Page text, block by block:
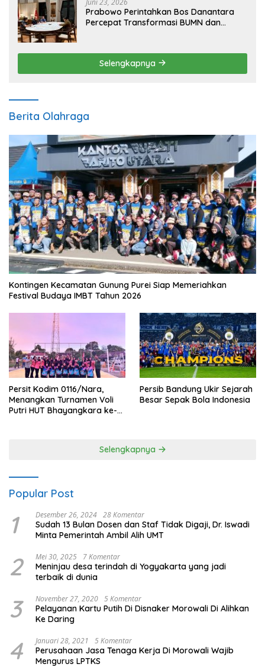
Prabowo Perintahkan Bos Danantara
Percepat Transformasi BUMN dan
Selengkapnya
Berita Olahraga
Kontingen Kecamatan Gunung Purei Siap Memeriahkan
Festival Budaya IMBT Tahun 2026
Persit Kodim 0116/Nara,
Menangkan Turnamen Voli
Putri HUT Bhayangkara ke-
Persib Bandung Ukir Sejarah
Besar Sepak Bola Indonesia
Selengkapnya
Popular Post
1 Desember 26, 2024 28 Komentar
Sudah 13 Bulan Dosen dan Staf Tidak Digaji, Dr. Iswadi
Minta Pemerintah Ambil Alih UMT
2 Mei 30, 2025 7 Komentar
Meninjau desa terindah di Yogyakarta yang jadi
terbaik di dunia
3 November 27, 2020 5 Komentar
Pelayanan Kartu Putih Di Disnaker Morowali Di Alihkan
Ke Daring
4 Januari 28, 2021 5 Komentar
Perusahaan Jasa Tenaga Kerja Di Morowali Wajib
Mengurus LPTKS